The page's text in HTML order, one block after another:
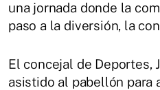
una jornada donde la
paso a la diversión, la
El concejal de Deportes,
asistido al pabellón para